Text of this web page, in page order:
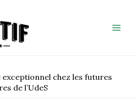
chez les futures
de l’UdeS